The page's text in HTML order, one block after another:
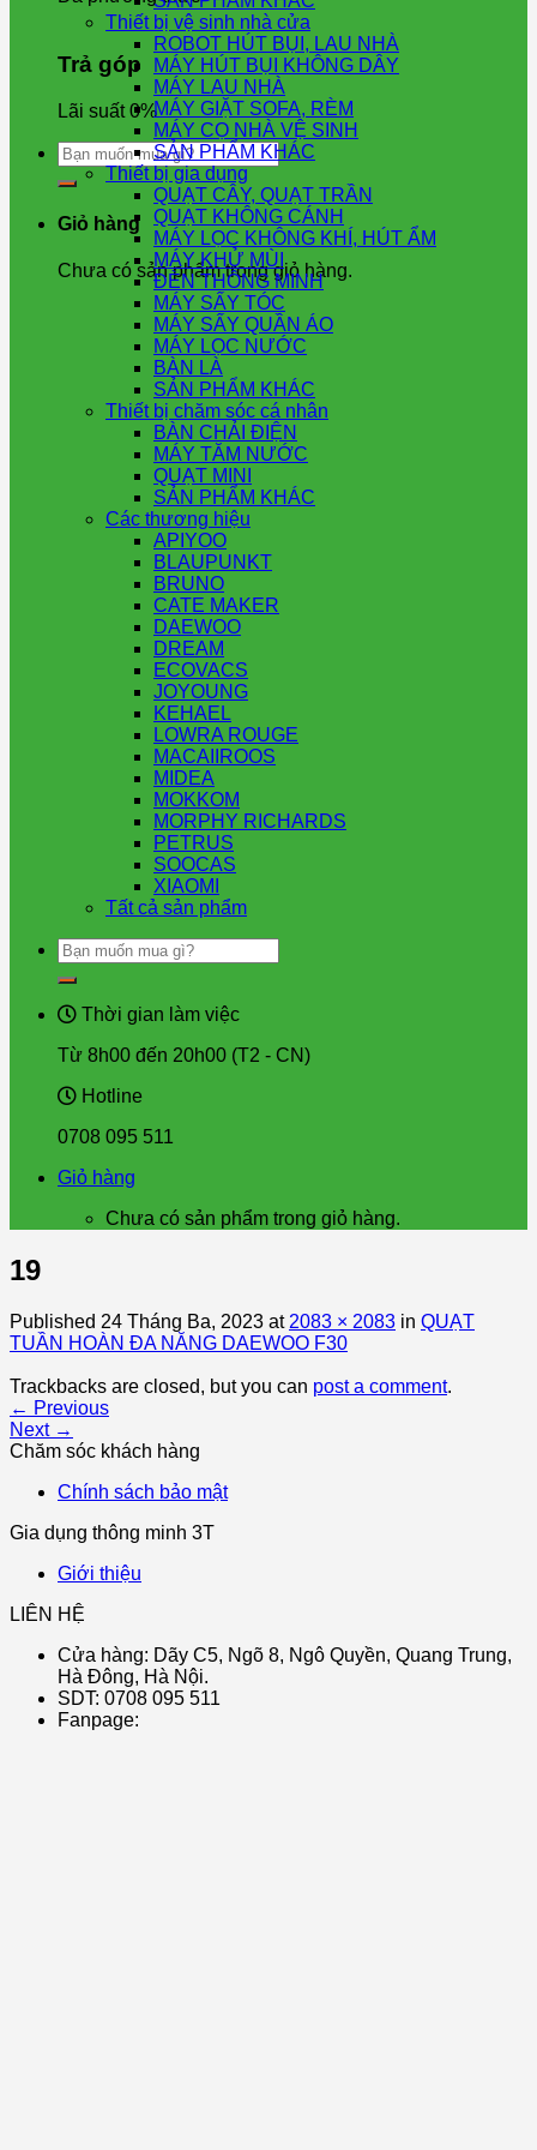
Trả góp
Lãi suất 0%
Tìm
kiếm:
Giỏ hàng
Chưa có sản phẩm trong giỏ hàng.
Thiết bị vệ sinh nhà cửa
ROBOT HÚT BỤI, LAU NHÀ
MÁY HÚT BỤI KHÔNG DÂY
MÁY LAU NHÀ
MÁY GIẶT SOFA, RÈM
MÁY CỌ NHÀ VỆ SINH
SẢN PHẨM KHÁC
Thiết bị gia dụng
QUẠT CÂY, QUẠT TRẦN
QUẠT KHÔNG CÁNH
MÁY LỌC KHÔNG KHÍ, HÚT ẨM
MÁY KHỬ MÙI
ĐÈN THÔNG MINH
MÁY SẤY TÓC
MÁY SẤY QUẦN ÁO
MÁY LỌC NƯỚC
BÀN LÀ
SẢN PHẨM KHÁC
Thiết bị chăm sóc cá nhân
BÀN CHẢI ĐIỆN
MÁY TĂM NƯỚC
QUẠT MINI
SẢN PHẨM KHÁC
Các thương hiệu
APIYOO
BLAUPUNKT
BRUNO
CATE MAKER
DAEWOO
DREAM
ECOVACS
JOYOUNG
KEHAEL
LOWRA ROUGE
MACAIIROOS
MIDEA
MOKKOM
MORPHY RICHARDS
PETRUS
SOOCAS
XIAOMI
Tất cả sản phẩm
Tìm
kiếm:
Thời gian làm việc
Từ 8h00 đến 20h00 (T2 - CN)
Hotline
0708 095 511
Giỏ hàng
Chưa có sản phẩm trong giỏ hàng.
19
Published 24 Tháng Ba, 2023 at 2083 × 2083 in QUẠT
TUẦN HOÀN ĐA NĂNG DAEWOO F30
Trackbacks are closed, but you can post a comment.
← Previous
Next →
Chăm sóc khách hàng
Chính sách bảo mật
Gia dụng thông minh 3T
Giới thiệu
LIÊN HỆ
Cửa hàng: Dãy C5, Ngõ 8, Ngô Quyền, Quang Trung,
Hà Đông, Hà Nội.
SDT: 0708 095 511
Fanpage: